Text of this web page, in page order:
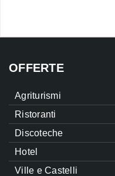
OFFERTE
Agriturismi
Ristoranti
Discoteche
Hotel
Ville e Castelli